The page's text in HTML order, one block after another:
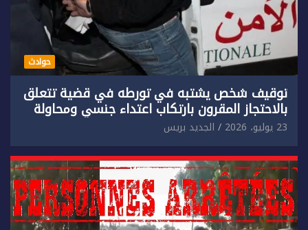
حوادث
توقيف شخص يشتبه في تورطه في قضية تتعلق
بالاحتجاز المقرون بارتكاب اعتداء جنسي ومحاولة
إضرام النار عمدا.
23 يوليو، 2026 الجديد بريس